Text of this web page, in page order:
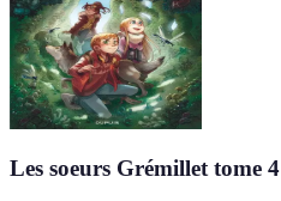
Les soeurs Grémillet tome 4